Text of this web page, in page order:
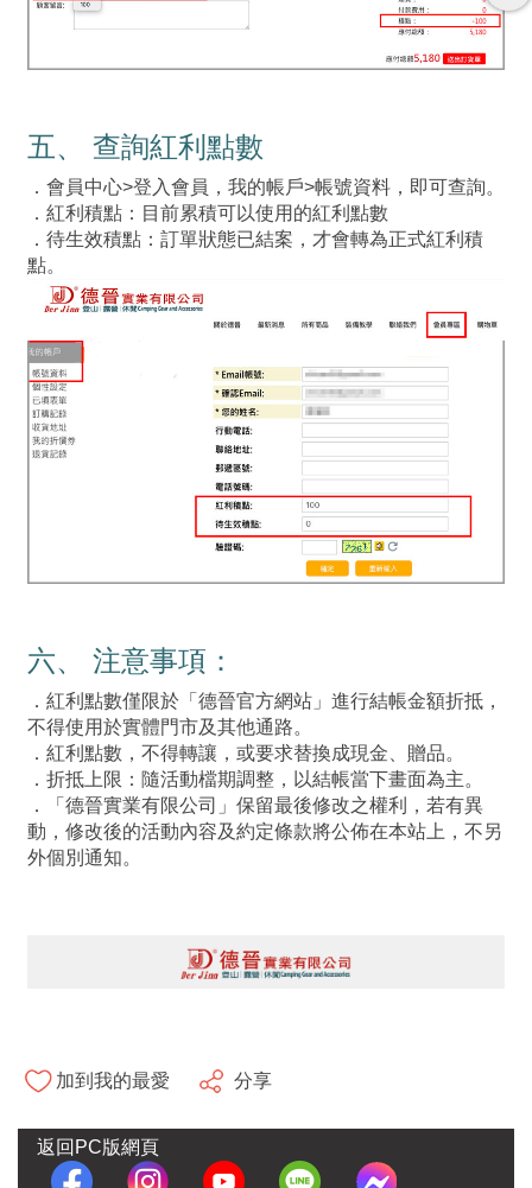
五、 查詢紅利點數
．會員中心>登入會員，我的帳戶>帳號資料，即可查詢。
．紅利積點：目前累積可以使用的紅利點數
．待生效積點：訂單狀態已結案，才會轉為正式紅利積
點。
六、 注意事項：
．紅利點數僅限於「德晉官方網站」進行結帳金額折抵，
不得使用於實體門市及其他通路。
．紅利點數，不得轉讓，或要求替換成現金、贈品。
．折抵上限：隨活動檔期調整，以結帳當下畫面為主。
．「德晉實業有限公司」保留最後修改之權利，若有異
動，修改後的活動內容及約定條款將公佈在本站上，不另
外個別通知。
加到我的最愛 分享
返回PC版網頁